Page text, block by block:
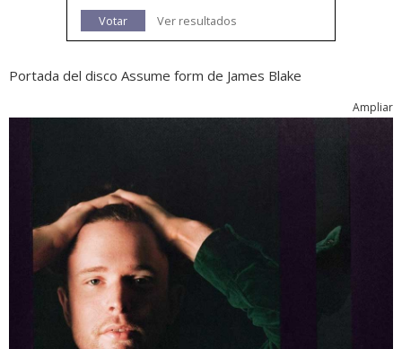
Votar
Ver resultados
Portada del disco Assume form de James Blake
Ampliar